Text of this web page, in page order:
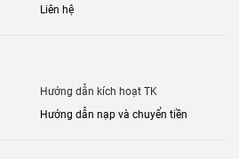
Liên hệ
Hướng dẫn kích hoạt TK
Hướng dẫn nạp và chuyển tiền